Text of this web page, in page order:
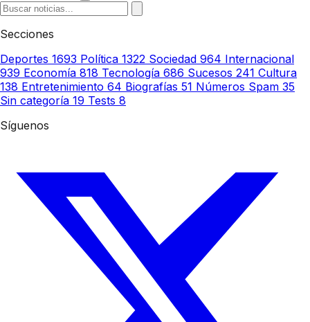
Secciones
Deportes 1693 Política 1322 Sociedad 964 Internacional
939 Economía 818 Tecnología 686 Sucesos 241 Cultura
138 Entretenimiento 64 Biografías 51 Números Spam 35
Sin categoría 19 Tests 8
Síguenos